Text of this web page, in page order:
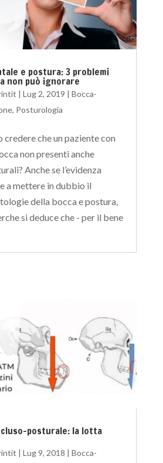
e postura: 3 problemi
non può ignorare
| Lug 2, 2019 | Bocca-
, Posturologia
credere che un paziente con
non presenti anche
Anche se l’evidenza
a mettere in dubbio il
della bocca e postura,
si deduce che - per il bene
posturale: la lotta
| Lug 9, 2018 | Bocca-